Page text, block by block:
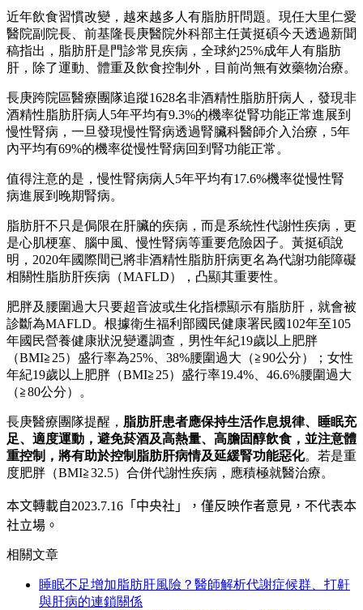
近年飲食習慣改變，越來越多人有脂肪肝問題。現任大里仁愛
醫院副院長、前基隆長庚醫院外科部主任黃挺碩今天透過新聞
稿指出，脂肪肝是門診常見疾病，全球約25%成年人有脂肪
肝，除了運動、體重及飲食控制外，目前尚無有效藥物治療。
長庚跨院區醫療團隊追蹤1628名非酒精性脂肪肝病人，發現非
酒精性脂肪肝病人5年平均有9.3%的機率從腎功能正常進展到
慢性腎病，一旦發現慢性腎病透過腎臟科醫師介入治療，5年
內平均有69%的機率從慢性腎病回到腎功能正常。
值得注意的是，慢性腎病病人5年平均有17.6%機率從慢性腎
病進展到晚期腎病。
脂肪肝不只是侷限在肝臟的疾病，而是系統性代謝性疾病，更
是心肌梗塞、腦中風、慢性腎病等重要危險因子。黃挺碩說
明，2020年國際間已將非酒精性脂肪肝病更名為代謝功能障礙
相關性脂肪肝疾病（MAFLD），凸顯其重要性。
肥胖及腰圍過大只要超音波或生化指標顯示有脂肪肝，就會被
診斷為MAFLD。根據衛生福利部國民健康署民國102年至105
年國民營養健康狀況變遷調查，男性年紀19歲以上肥胖
（BMI≧25）盛行率為25%、38%腰圍過大（≧90公分）；女性
年紀19歲以上肥胖（BMI≧25）盛行率19.4%、46.6%腰圍過大
（≧80公分）。
長庚醫療團隊提醒， 脂肪肝患者應保持生活作息規律、睡眠充
足、適度運動，避免菸酒及高熱量、高膽固醇飲食，並注意體
重控制，將有助於控制脂肪肝病情及延緩腎功能惡化。若是重
度肥胖（BMI≧32.5）合併代謝性疾病，應積極就醫治療。
本文轉載自2023.7.16 「中央社」
，僅反映作者意見，不代表本
社立場。
相關文章
睡眠不足增加脂肪肝風險？醫師解析代謝症候群、打鼾
與肝病的連鎖關係